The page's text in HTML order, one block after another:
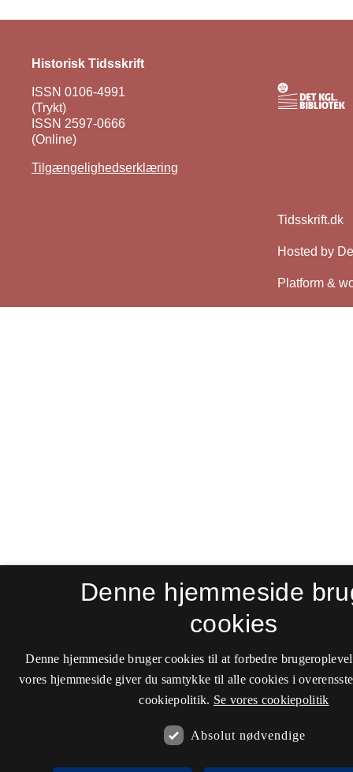
Historisk Tidsskrift
ISSN 0106-4991
(Trykt)
ISSN 2597-0666
(Online)
Tilgængelighedserklæring
Denne hjemmeside
cookies
Denne hjemmeside bruger cookies til at forbedre
vores hjemmeside giver du samtykke til alle cookies i
cookiepolitik. Se vores cookiepolitik
Absolut nødvendige